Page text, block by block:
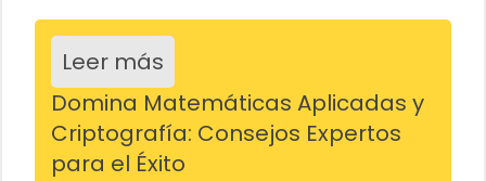
Leer más
Domina Matemáticas Aplicadas y
Criptografía: Consejos Expertos
para el Éxito